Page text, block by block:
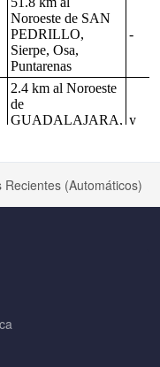
Recientes (Automáticos)